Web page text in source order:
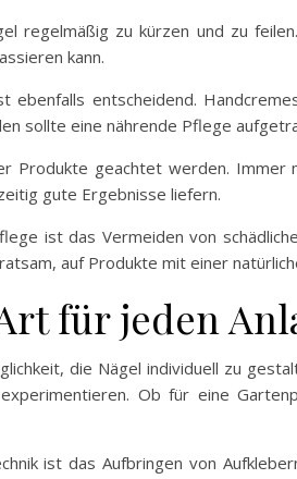
regelmäßig zu kürzen und zu
kann.
ebenfalls entscheidend.
sollte eine nährende Pflege
Produkte geachtet werden.
gute Ergebnisse liefern.
ist das Vermeiden von
auf Produkte mit einer
für jeden
die Nägel individuell zu
Ob für eine
ist das Aufbringen von